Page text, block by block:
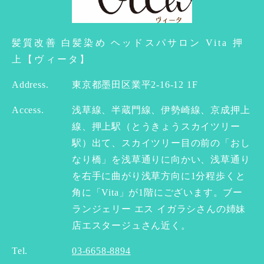
髪質改善 白髪染め ヘッドスパサロン Vita 押
上【ヴィータ】
Address. 東京都墨田区業平2-16-12 1F
Access.
浅草線、半蔵門線、伊勢崎線、京成押上
線、押上駅（とうきょうスカイツリー
駅）出て、スカイツリー目の前の「おし
なり橋」を浅草通りに向かい、浅草通り
を右手に曲がり浅草方向に1分程歩くと
角に「Vita」が1階にございます。ブー
ランジェリー エス イガラシさんの姉妹
店エスタージュさん近く。
Tel. 03-6658-8894